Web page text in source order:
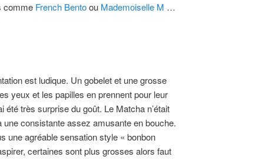
comme French Bentoou Mademoiselle M …
est ludique. Un gobelet et une grosse
yeux et les papilles en prennent pour leur
été très surprise du goût. Le Matcha n’était
consistante assez amusante en bouche.
une agréable sensation style « bonbon
certaines sont plus grosses alors faut